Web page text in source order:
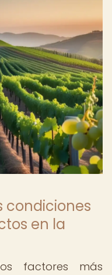
condiciones
en la
factores más